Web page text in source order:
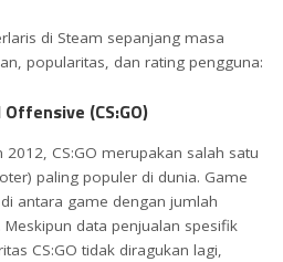
di Steam sepanjang masa
popularitas, dan rating pengguna:
(CS:GO)
CS:GO merupakan salah satu
paling populer di dunia. Game
antara game dengan jumlah
data penjualan spesifik
CS:GO tidak diragukan lagi,